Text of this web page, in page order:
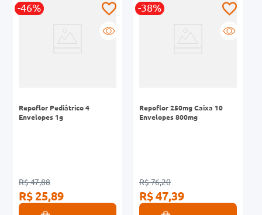
-46%
Repoflor Pediátrico 4
Envelopes 1g
R$ 47,88
R$ 25,89
-38%
Repoflor 250mg Caixa 10
Envelopes 800mg
R$ 76,20
R$ 47,39